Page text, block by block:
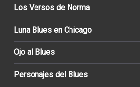
Los Versos de Norma
Luna Blues en Chicago
Ojo al Blues
Personajes del Blues